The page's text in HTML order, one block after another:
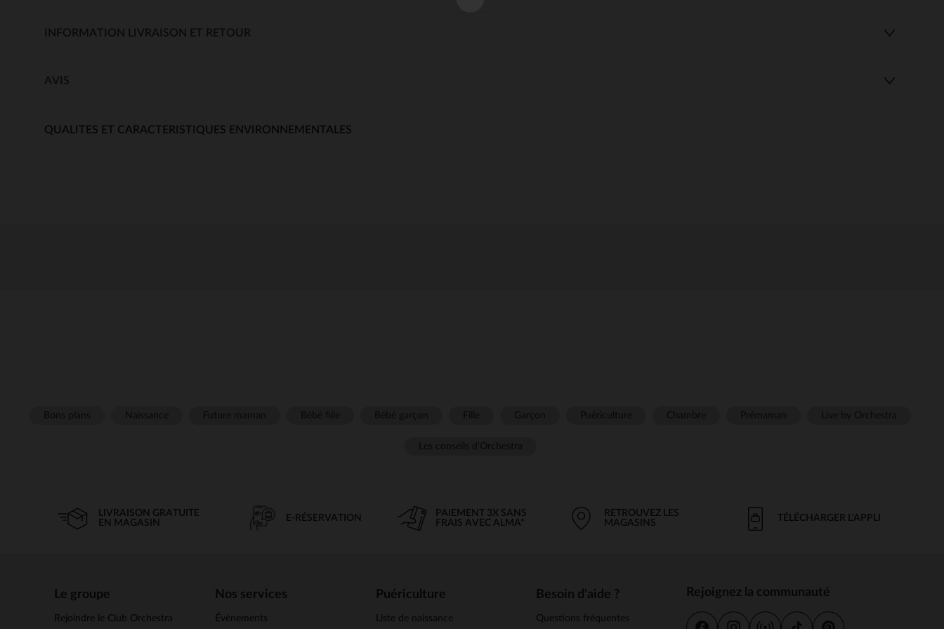
INFORMATION LIVRAISON ET RETOUR
AVIS
QUALITES ET CARACTERISTIQUES ENVIRONNEMENTALES
LIVRAISON GRATUITE
EN MAGASIN
E-RÉSERVATION
PAIEMENT 3X SANS
FRAIS AVEC ALMA*
RETROUVEZ LES
MAGASINS
TÉLÉCHARGER L'APPLI
Le groupe
Rejoindre le Club Orchestra
Nos services
Évènements
Puériculture
Liste de naissance
Besoin d'aide ?
Questions fréquentes
Rejoignez la communauté